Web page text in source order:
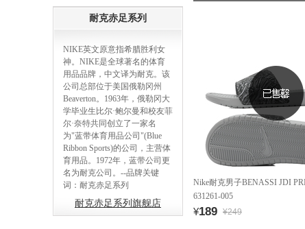
耐克赤足系列
NIKE英文原意指希腊胜利女
神。NIKE是全球著名的体育
用品品牌，中文译为耐克。该
公司总部位于美国俄勒冈州
Beaverton。1963年，俄勒冈大
学毕业生比尔·鲍尔曼和校友菲
尔·奈特共同创立了一家名
为"蓝带体育用品公司"(Blue
Ribbon Sports)的公司，主营体
育用品。1972年，蓝带公司更
名为耐克公司。--品牌关键
词：耐克赤足系列
耐克赤足系列旗舰店
Nike耐克男子BENASSI JDI
631261-005
¥189 ¥249